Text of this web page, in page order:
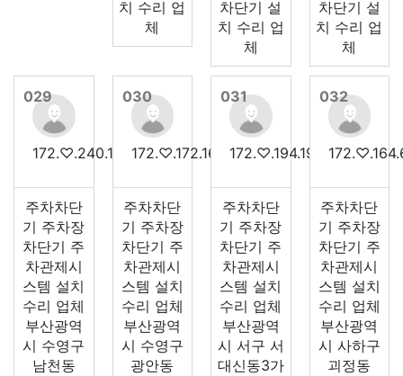
치 수리 업
체
차단기 설
치 수리 업
체
차단기 설
치 수리 업
체
029
172.♡.240.134
주차차단
기 주차장
차단기 주
차관제시
스템 설치
수리 업체
부산광역
시 수영구
남천동
030
172.♡.172.160
주차차단
기 주차장
차단기 주
차관제시
스템 설치
수리 업체
부산광역
시 수영구
광안동
031
172.♡.194.192
주차차단
기 주차장
차단기 주
차관제시
스템 설치
수리 업체
부산광역
시 서구 서
대신동3가
032
주차차단
기 주차장
차단기 주
차관제시
스템 설치
수리 업체
부산광역
시 사하구
괴정동